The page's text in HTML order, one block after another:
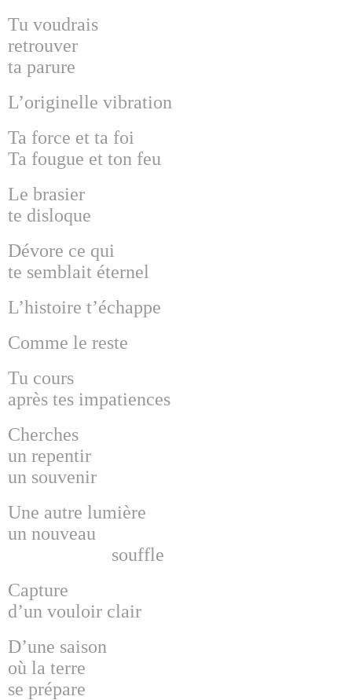
Tu voudrais
retrouver
ta parure
L’originelle vibration
Ta force et ta foi
Ta fougue et ton feu
Le brasier
te disloque
Dévore ce qui
te semblait éternel
L’histoire t’échappe
Comme le reste
Tu cours
après tes impatiences
Cherches
un repentir
un souvenir
Une autre lumière
un nouveau
souffle
Capture
d’un vouloir clair
D’une saison
où la terre
se prépare